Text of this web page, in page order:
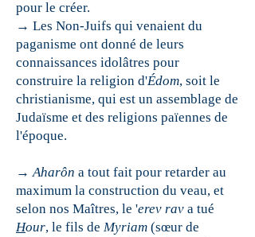
pour le créer.
→ Les Non-Juifs qui venaient du
paganisme ont donné de leurs
connaissances idolâtres pour
construire la religion d'Édom, soit le
christianisme, qui est un assemblage de
Judaïsme et des religions païennes de
l'époque.
→Aharôn a tout fait pour retarder au
maximum la construction du veau, et
selon nos Maîtres, le 'erev rav a tué
Hour, le fils de Myriam (sœur de